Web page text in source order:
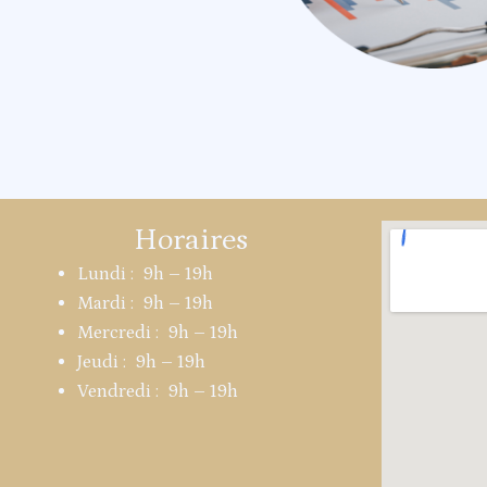
Horaires
Lundi : 9h – 19h
Mardi : 9h – 19h
Mercredi : 9h – 19h
Jeudi : 9h – 19h
Vendredi : 9h – 19h